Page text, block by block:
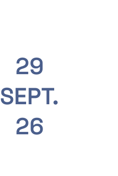
29
SEPT.
26